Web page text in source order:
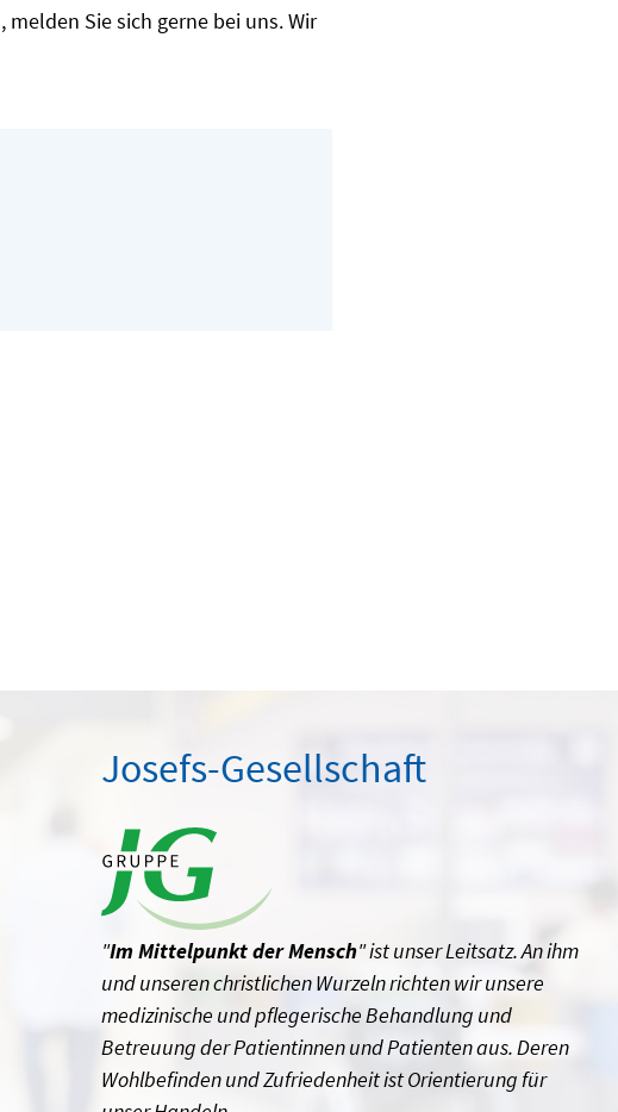
Sie sich gerne bei uns. Wir
Josefs-Gesellschaft
"Im Mittelpunkt der Mensch" ist unser Leitsatz. An ihm
und unseren christlichen Wurzeln richten wir unsere
medizinische und pflegerische Behandlung und
Betreuung der Patientinnen und Patienten aus. Deren
Wohlbefinden und Zufriedenheit ist Orientierung für